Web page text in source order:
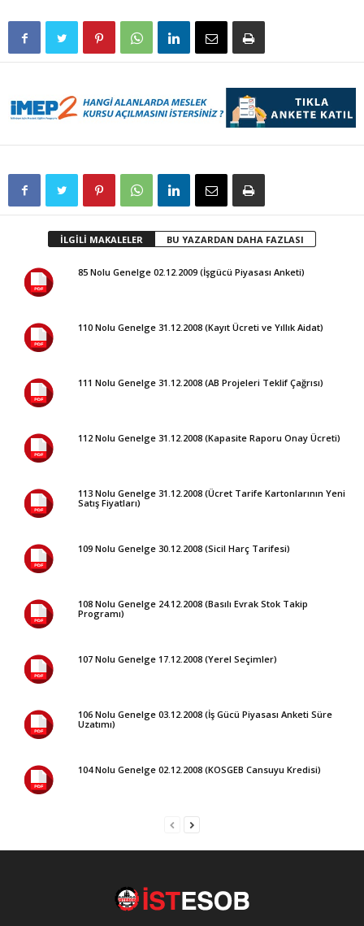
İLGİLİ MAKALELER BU YAZARDAN DAHA FAZLASI
85 Nolu Genelge 02.12.2009 (İşgücü Piyasası Anketi)
110 Nolu Genelge 31.12.2008 (Kayıt Ücreti ve Yıllık Aidat)
111 Nolu Genelge 31.12.2008 (AB Projeleri Teklif Çağrısı)
112 Nolu Genelge 31.12.2008 (Kapasite Raporu Onay Ücreti)
113 Nolu Genelge 31.12.2008 (Ücret Tarife Kartonlarının Yeni
Satış Fiyatları)
109 Nolu Genelge 30.12.2008 (Sicil Harç Tarifesi)
108 Nolu Genelge 24.12.2008 (Basılı Evrak Stok Takip
Programı)
107 Nolu Genelge 17.12.2008 (Yerel Seçimler)
106 Nolu Genelge 03.12.2008 (İş Gücü Piyasası Anketi Süre
Uzatımı)
104 Nolu Genelge 02.12.2008 (KOSGEB Cansuyu Kredisi)